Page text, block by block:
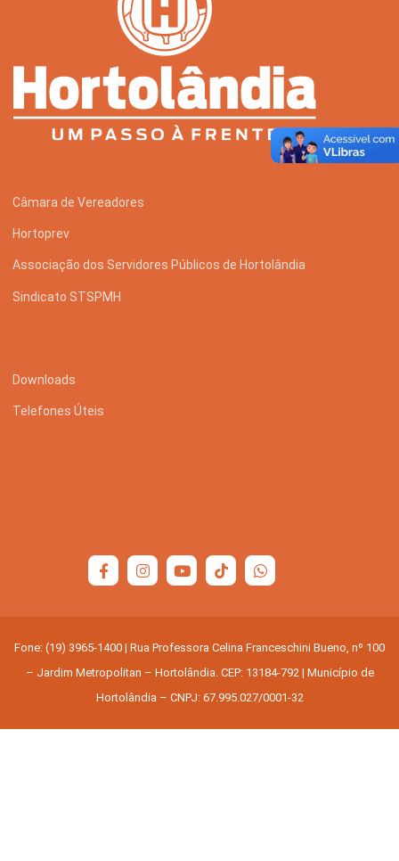
Serviços Urbanos
Tecnologia e Inovação
Câmara de Vereadores
Hortoprev
Associação dos Servidores Públicos de Hortolândia
Sindicato STSPMH
Downloads
Telefones Úteis
Fone: (19) 3965-1400 | Rua Professora Celina Franceschini Bueno, nº 100
– Jardim Metropolitan – Hortolândia. CEP: 13184-792 | Município de
Hortolândia – CNPJ: 67.995.027/0001-32